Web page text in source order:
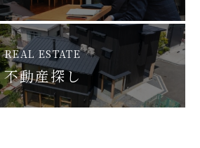
REAL ESTATE
不動産探し